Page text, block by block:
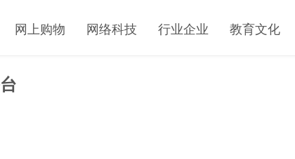
网上购物 网络科技 行业企业 教育文化